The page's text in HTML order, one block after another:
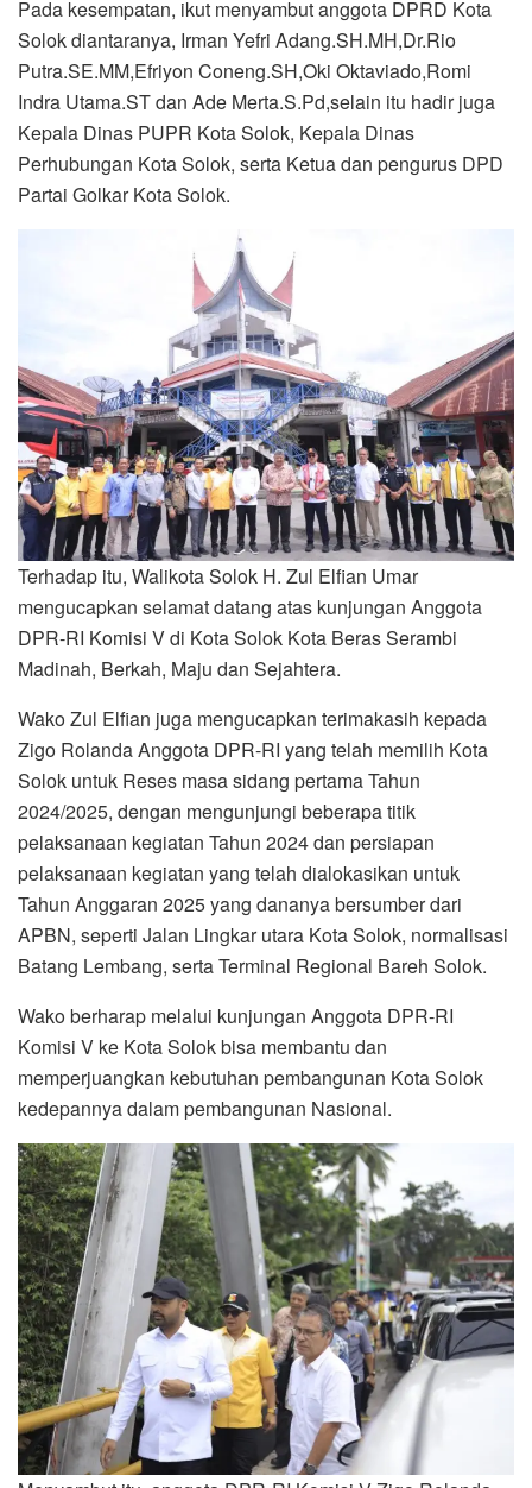
Pada kesempatan, ikut menyambut anggota DPRD Kota
Solok diantaranya, Irman Yefri Adang.SH.MH,Dr.Rio
Putra.SE.MM,Efriyon Coneng.SH,Oki Oktaviado,Romi
Indra Utama.ST dan Ade Merta.S.Pd,selain itu hadir juga
Kepala Dinas PUPR Kota Solok, Kepala Dinas
Perhubungan Kota Solok, serta Ketua dan pengurus DPD
Partai Golkar Kota Solok.
Terhadap itu, Walikota Solok H. Zul Elfian Umar
mengucapkan selamat datang atas kunjungan Anggota
DPR-RI Komisi V di Kota Solok Kota Beras Serambi
Madinah, Berkah, Maju dan Sejahtera.
Wako Zul Elfian juga mengucapkan terimakasih kepada
Zigo Rolanda Anggota DPR-RI yang telah memilih Kota
Solok untuk Reses masa sidang pertama Tahun
2024/2025, dengan mengunjungi beberapa titik
pelaksanaan kegiatan Tahun 2024 dan persiapan
pelaksanaan kegiatan yang telah dialokasikan untuk
Tahun Anggaran 2025 yang dananya bersumber dari
APBN, seperti Jalan Lingkar utara Kota Solok, normalisasi
Batang Lembang, serta Terminal Regional Bareh Solok.
Wako berharap melalui kunjungan Anggota DPR-RI
Komisi V ke Kota Solok bisa membantu dan
memperjuangkan kebutuhan pembangunan Kota Solok
kedepannya dalam pembangunan Nasional.